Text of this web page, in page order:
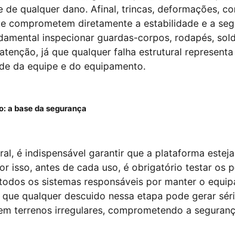
de qualquer dano. Afinal, trincas, deformações,
comprometem diretamente a estabilidade e a
inspecionar guardas-corpos, rodapés,
já que qualquer falha estrutural
da equipe e do equipamento.
a base da segurança
é indispensável garantir que a plataforma
isso, antes de cada uso, é obrigatório testar os
os sistemas responsáveis por manter o
qualquer descuido nessa etapa pode gerar
terrenos irregulares, comprometendo a